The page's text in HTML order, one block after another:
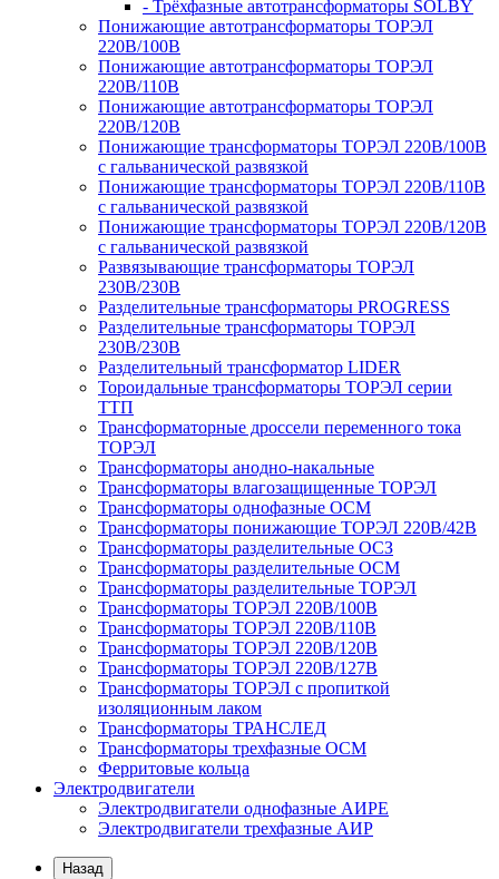
- Трёхфазные автотрансформаторы SOLBY
Понижающие автотрансформаторы ТОРЭЛ
220В/100В
Понижающие автотрансформаторы ТОРЭЛ
220В/110В
Понижающие автотрансформаторы ТОРЭЛ
220В/120В
Понижающие трансформаторы ТОРЭЛ 220В/100В
с гальванической развязкой
Понижающие трансформаторы ТОРЭЛ 220В/110В
с гальванической развязкой
Понижающие трансформаторы ТОРЭЛ 220В/120В
с гальванической развязкой
Развязывающие трансформаторы ТОРЭЛ
230В/230В
Разделительные трансформаторы PROGRESS
Разделительные трансформаторы ТОРЭЛ
230В/230В
Разделительный трансформатор LIDER
Тороидальные трансформаторы ТОРЭЛ серии
ТТП
Трансформаторные дроссели переменного тока
ТОРЭЛ
Трансформаторы анодно-накальные
Трансформаторы влагозащищенные ТОРЭЛ
Трансформаторы однофазные ОСМ
Трансформаторы понижающие ТОРЭЛ 220В/42В
Трансформаторы разделительные ОСЗ
Трансформаторы разделительные ОСМ
Трансформаторы разделительные ТОРЭЛ
Трансформаторы ТОРЭЛ 220В/100В
Трансформаторы ТОРЭЛ 220В/110В
Трансформаторы ТОРЭЛ 220В/120В
Трансформаторы ТОРЭЛ 220В/127В
Трансформаторы ТОРЭЛ с пропиткой
изоляционным лаком
Трансформаторы ТРАНСЛЕД
Трансформаторы трехфазные ОСМ
Ферритовые кольца
Электродвигатели
Электродвигатели однофазные АИРЕ
Электродвигатели трехфазные АИР
Назад